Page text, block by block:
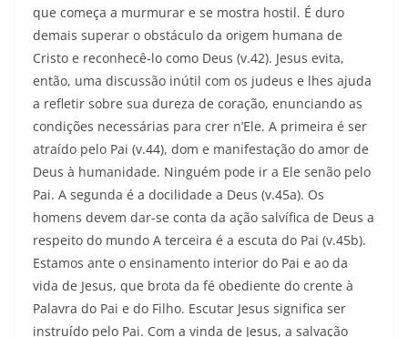
que começa a murmurar e se mostra hostil. É duro
demais superar o obstáculo da origem humana de
Cristo e reconhecê-lo como Deus (v.42). Jesus evita,
então, uma discussão inútil com os judeus e lhes ajuda
a refletir sobre sua dureza de coração, enunciando as
condições necessárias para crer n’Ele. A primeira é ser
atraído pelo Pai (v.44), dom e manifestação do amor de
Deus à humanidade. Ninguém pode ir a Ele senão pelo
Pai. A segunda é a docilidade a Deus (v.45a). Os
homens devem dar-se conta da ação salvífica de Deus a
respeito do mundo A terceira é a escuta do Pai (v.45b).
Estamos ante o ensinamento interior do Pai e ao da
vida de Jesus, que brota da fé obediente do crente à
Palavra do Pai e do Filho. Escutar Jesus significa ser
instruído pelo Pai. Com a vinda de Jesus, a salvação